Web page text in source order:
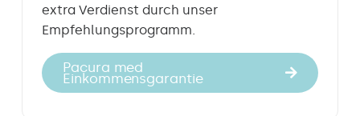
extra Verdienst durch unser
Empfehlungsprogramm.
Pacura med
Einkommensgarantie